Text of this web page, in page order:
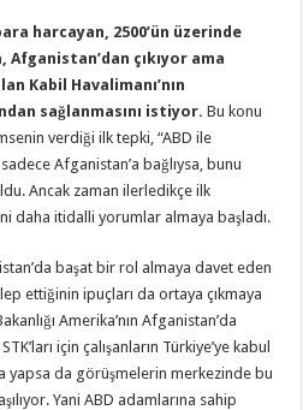
harcayan, 2500’ün üzerinde
çıkıyor ama
Kabil Havalimanı’nın
sağlanmasını istiyor. Bu konu
verdiği ilk tepki, “ABD ile
Afganistan’a bağlıysa, bunu
Ancak zaman ilerledikçe ilk
daha itidalli yorumlar almaya başladı.
başat bir rol almaya davet eden
ettiğinin ipuçları da ortaya çıkmaya
Amerika’nın Afganistan’da
için çalışanların Türkiye’ye kabul
yapsa da görüşmelerin merkezinde bu
Yani ABD adamlarına sahip